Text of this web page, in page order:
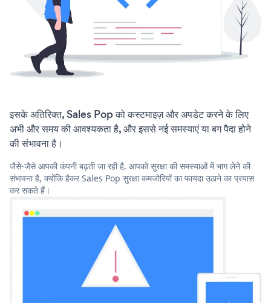
इसके अतिरिक्त, Sales Pop को कस्टमाइज़ और अपडेट करने के लिए
अभी और समय की आवश्यकता है, और इससे नई समस्याएं या बग पैदा होने
की संभावना है।
जैसे-जैसे आपकी कंपनी बढ़ती जा रही है, आपको सुरक्षा की समस्याओं में भाग लेने की
संभावना है, क्योंकि हैकर Sales Pop सुरक्षा कमजोरियों का फायदा उठाने का प्रयास
कर सकते हैं।